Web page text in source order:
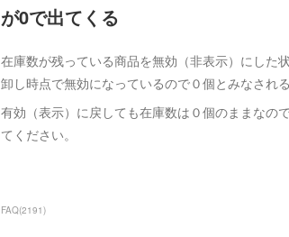
が0で出てくる
在庫数が残っている商品を無効（非表示）にした
卸し時点で無効になっているので０個とみなされる
有効（表示）に戻しても在庫数は０個のままなの
てください。
FAQ(2191)